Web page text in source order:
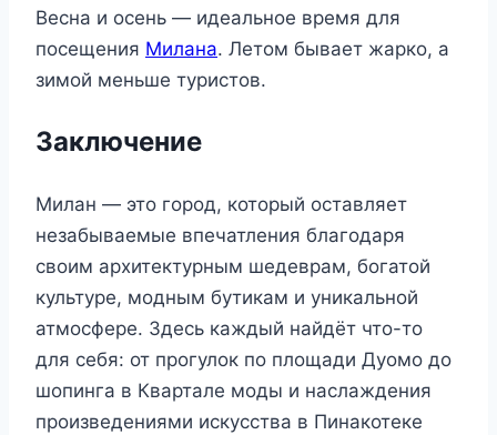
Весна и осень — идеальное время для
посещения Милана. Летом бывает жарко, а
зимой меньше туристов.
Заключение
Милан — это город, который оставляет
незабываемые впечатления благодаря
своим архитектурным шедеврам, богатой
культуре, модным бутикам и уникальной
атмосфере. Здесь каждый найдёт что-то
для себя: от прогулок по площади Дуомо до
шопинга в Квартале моды и наслаждения
произведениями искусства в Пинакотеке